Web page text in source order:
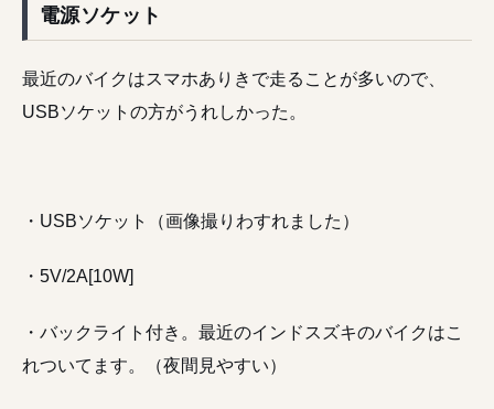
電源ソケット
最近のバイクはスマホありきで走ることが多いので、
USBソケットの方がうれしかった。
・USBソケット（画像撮りわすれました）
・5V/2A[10W]
・バックライト付き。最近のインドスズキのバイクはこ
れついてます。（夜間見やすい）